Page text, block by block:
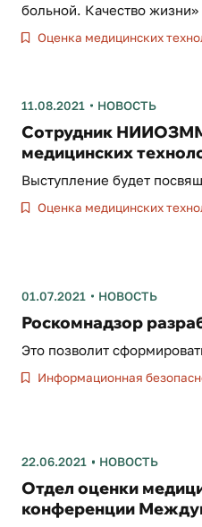
больной. Качество жизни»
Оценка медицинских
11.08.2021 НОВОСТЬ
Сотрудник НИИОЗММ
медицинских
Выступление будет
Оценка медицинских
01.07.2021 НОВОСТЬ
Роскомнадзор
Это позволит
Информационная
22.06.2021 НОВОСТЬ
Отдел оценки
конференции